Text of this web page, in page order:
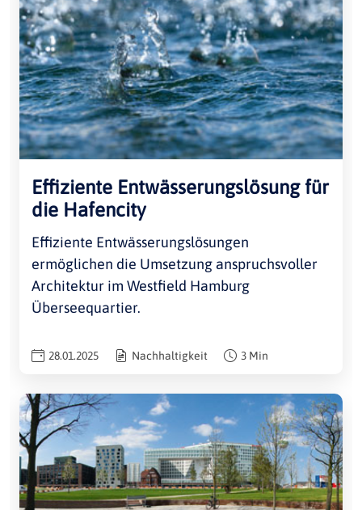
Effiziente Entwässerungslösung für
die Hafencity
Effiziente Entwässerungslösungen
ermöglichen die Umsetzung anspruchsvoller
Architektur im Westfield Hamburg
Überseequartier.
28.01.2025 Nachhaltigkeit 3 Min